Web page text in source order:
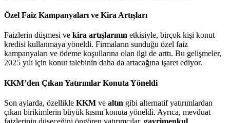
Özel Faiz Kampanyaları ve Kira Artışları
Faizlerin düşmesi ve kira artışlarının etkisiyle, birçok kişi konut
kredisi kullanmaya yöneldi. Firmaların sunduğu özel faiz
kampanyaları ve ödeme koşullarına olan ilgi de arttı. Bu gelişmeler,
2025 yılı için konut talebinin daha da artacağına işaret ediyor.
KKM’den Çıkan Yatırımlar Konuta Yöneldi
Son aylarda, özellikle KKM ve altın gibi alternatif yatırımlardan
çıkan birikimlerin büyük kısmı konuta yöneldi. Ayrıca, mevduat
faizlerinin düşeceğini öngören yatırımcılar, gayrimenkul